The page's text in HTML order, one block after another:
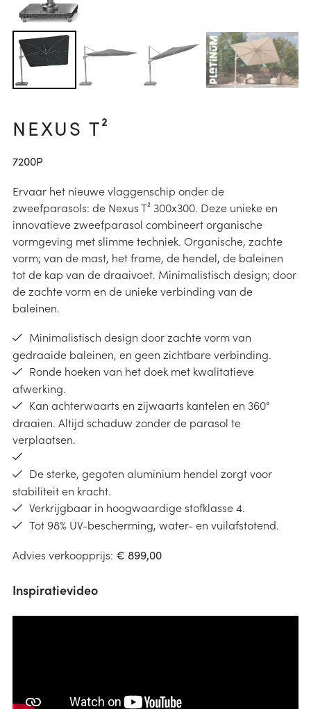
onderhoud
kiezen
NEXUS T²
7200P
Ervaar het nieuwe vlaggenschip onder de
zweefparasols: de Nexus T² 300x300. Deze unieke en
innovatieve zweefparasol combineert organische
vormgeving met slimme techniek. Organische, zachte
vorm; van de mast, het frame, de hendel, de baleinen
tot de kap van de draaivoet. Minimalistisch design; door
de zachte vorm en de unieke verbinding van de
baleinen.
Minimalistisch design door zachte vorm van
gedraaide baleinen, en geen zichtbare verbinding.
Ronde hoeken van het doek met kwalitatieve
afwerking.
Kan achterwaarts en zijwaarts kantelen en 360°
draaien. Altijd schaduw zonder de parasol te
verplaatsen.
De sterke, gegoten aluminium hendel zorgt voor
stabiliteit en kracht.
Verkrijgbaar in hoogwaardige stofklasse 4.
Tot 98% UV-bescherming, water- en vuilafstotend.
Advies verkoopprijs: € 899,00
Inspiratievideo